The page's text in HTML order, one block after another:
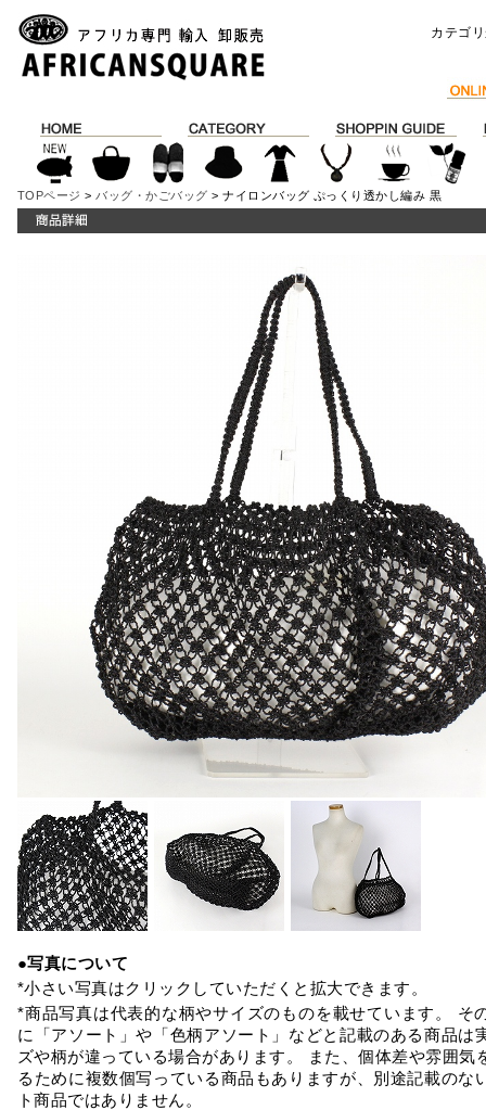
カテゴ
TOPページ > バッグ・かごバッグ > ナイロンバッグ ぷっくり透かし編み 黒
●写真について
*小さい写真はクリックしていただくと拡大できます。
*商品写真は代表的な柄やサイズのものを載せています。 そ
に「アソート」や「色柄アソート」などと記載のある商品は
ズや柄が違っている場合があります。 また、個体差や雰囲気
るために複数個写っている商品もありますが、別途記載のな
ト商品ではありません。